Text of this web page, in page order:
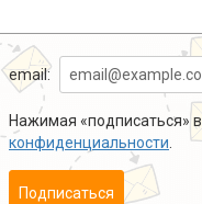
email:
Нажимая «подписаться»
конфиденциальности
Подписаться